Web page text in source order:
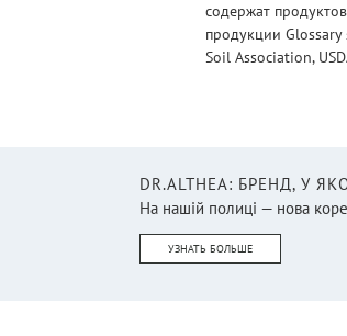
содержат
продукции Glossary
Soil Association,
DR.ALTHEA: БРЕНД, У
На нашій полиці — нова
УЗНАТЬ БОЛЬШЕ